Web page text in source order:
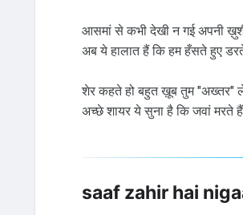
आसमां से कभी देखी न गई अपनी
अब ये हालात हैं कि हम हँसते हुए
शेर कहते हो बहुत ख़ूब तुम "अख्तर"
अच्छे शायर ये सुना है कि जवां मरते
saaf zahir hai